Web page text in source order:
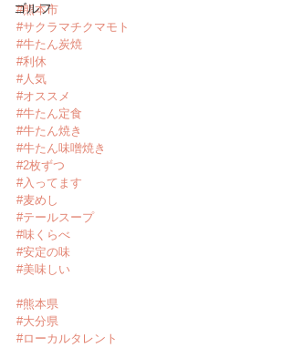
ゴルフ
#熊本市
#サクラマチクマモト
#牛たん炭焼
#利休
#人気
#オススメ
#牛たん定食
#牛たん焼き
#牛たん味噌焼き
#2枚ずつ
#入ってます
#麦めし
#テールスープ
#味くらべ
#安定の味
#美味しい
#熊本県
#大分県
#ローカルタレント